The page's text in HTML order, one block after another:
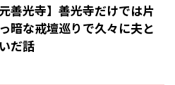
元善光寺】善光寺だけでは片
暗な戒壇巡りで久々に夫と
だ話